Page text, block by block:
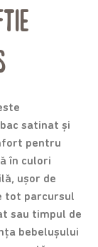
satinat și
pentru
în culori
ușor de
tot parcursul
sau timpul de
bebelușului